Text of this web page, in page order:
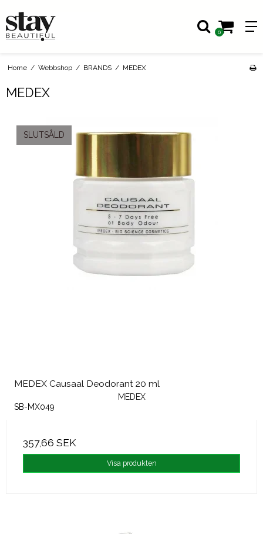
0
Home / Webbshop / BRANDS / MEDEX
MEDEX
SLUTSÅLD
MEDEX Causaal Deodorant 20 ml
MEDEX
SB-MX049
357,66 SEK
Visa produkten